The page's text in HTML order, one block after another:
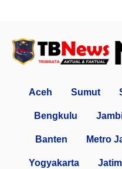
Aceh Sumut
Bengkulu
Banten Metro
Yogyakarta Jatim